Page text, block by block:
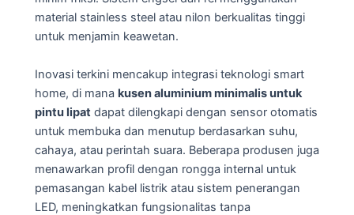
material stainless steel atau nilon berkualitas tinggi
untuk menjamin keawetan.
Inovasi terkini mencakup integrasi teknologi smart
home, di mana kusen aluminium minimalis untuk
pintu lipat dapat dilengkapi dengan sensor otomatis
untuk membuka dan menutup berdasarkan suhu,
cahaya, atau perintah suara. Beberapa produsen juga
menawarkan profil dengan rongga internal untuk
pemasangan kabel listrik atau sistem penerangan
LED, meningkatkan fungsionalitas tanpa